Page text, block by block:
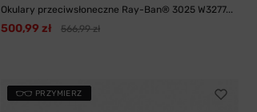
Okulary przeciwsłoneczne Ray-Ban® 3025 W3277...
500,99 zł 566,99 zł
PRZYMIERZ